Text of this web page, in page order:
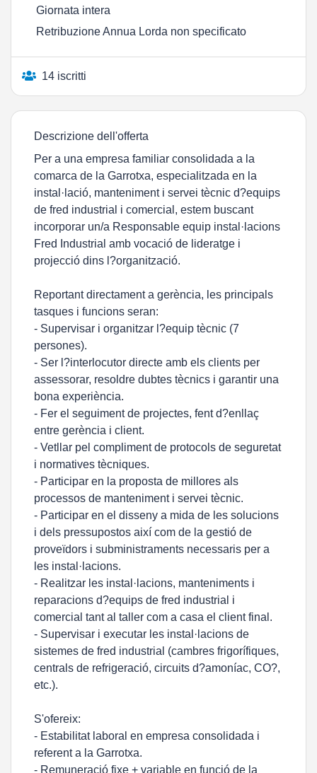
Giornata intera
Retribuzione Annua Lorda non specificato
14 iscritti
Descrizione dell'offerta
Per a una empresa familiar consolidada a la
comarca de la Garrotxa, especialitzada en la
instal·lació, manteniment i servei tècnic d?equips
de fred industrial i comercial, estem buscant
incorporar un/a Responsable equip instal·lacions
Fred Industrial amb vocació de lideratge i
projecció dins l?organització.
Reportant directament a gerència, les principals
tasques i funcions seran:
- Supervisar i organitzar l?equip tècnic (7
persones).
- Ser l?interlocutor directe amb els clients per
assessorar, resoldre dubtes tècnics i garantir una
bona experiència.
- Fer el seguiment de projectes, fent d?enllaç
entre gerència i client.
- Vetllar pel compliment de protocols de seguretat
i normatives tècniques.
- Participar en la proposta de millores als
processos de manteniment i servei tècnic.
- Participar en el disseny a mida de les solucions
i dels pressupostos així com de la gestió de
proveïdors i subministraments necessaris per a
les instal·lacions.
- Realitzar les instal·lacions, manteniments i
reparacions d?equips de fred industrial i
comercial tant al taller com a casa el client final.
- Supervisar i executar les instal·lacions de
sistemes de fred industrial (cambres frigorífiques,
centrals de refrigeració, circuits d?amoníac, CO?,
etc.).
S'ofereix:
- Estabilitat laboral en empresa consolidada i
referent a la Garrotxa.
- Remuneració fixe + variable en funció de la